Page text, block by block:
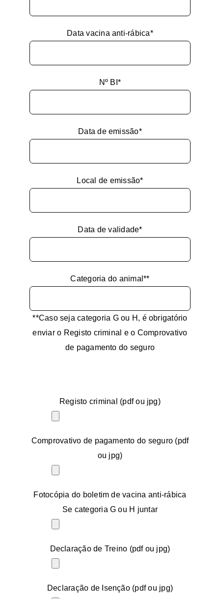
Data vacina anti-rábica*
Nº BI*
Data de emissão*
Local de emissão*
Data de validade*
Categoria do animal**
**Caso seja categoria G ou H, é obrigatório
enviar o Registo criminal e o Comprovativo
de pagamento do seguro
Registo criminal (pdf ou jpg)
Comprovativo de pagamento do seguro (pdf
ou jpg)
Fotocópia do boletim de vacina anti-rábica
Se categoria G ou H juntar
Declaração de Treino (pdf ou jpg)
Declaração de Isenção (pdf ou jpg)